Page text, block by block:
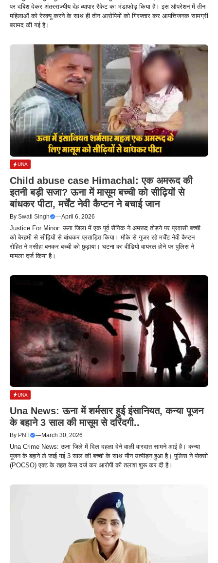
पर दबिश देकर अंतरराज्यीय देह व्यापार रैकेट का भंडाफोड़ किया है। इस ऑपरेशन में तीन
महिलाओं को रेस्क्यू करने के साथ ही तीन आरोपियों को गिरफ्तार कर आपत्तिजनक सामग्री
बरामद की गई है।
UNA
Child abuse case Himachal: एक अमरूद की
इतनी बड़ी सजा? ऊना में मासूम बच्ची को सीढ़ियों से
बांधकर पीटा, मर्चेंट नेवी कैप्टन ने बचाई जान
By Swati Singh —April 6, 2026
Justice For Minor: ऊना जिला में एक पूर्व सैनिक ने अमरूद तोड़ने पर प्रवासी बच्ची
को बेरहमी से सीढ़ियों से बांधकर प्रताड़ित किया। मौके से गुजर रहे मर्चेंट नेवी कैप्टन
रोहित ने मसीहा बनकर बच्ची को छुड़ाया। घटना का वीडियो वायरल होने पर पुलिस ने
मामला दर्ज किया है।
UNA
Una News: ऊना में शर्मसार हुई इंसानियत, कन्या पूजन
के बहाने 3 साल की मासूम से दरिंदगी..
By PNT —March 30, 2026
Una Crime News: ऊना जिले में दिल दहला देने वाली वारदात सामने आई है। कन्या
पूजन के बहाने ले जाई गई 3 साल की बच्ची के साथ यौन उत्पीड़न हुआ है। पुलिस ने पोक्सो
(POCSO) एक्ट के तहत केस दर्ज कर आरोपी की तलाश शुरू कर दी है।